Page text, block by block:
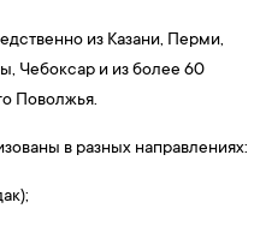
из Казани, Перми,
Чебоксар и из более 60
Поволжья.
в разных направлениях: